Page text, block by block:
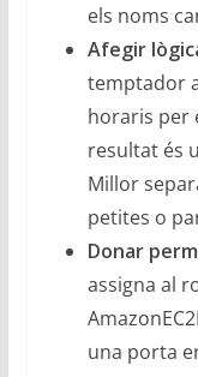
els noms
Afegir
temptador
horaris per
resultat és
Millor
petites o
Donar
assigna al
una porta